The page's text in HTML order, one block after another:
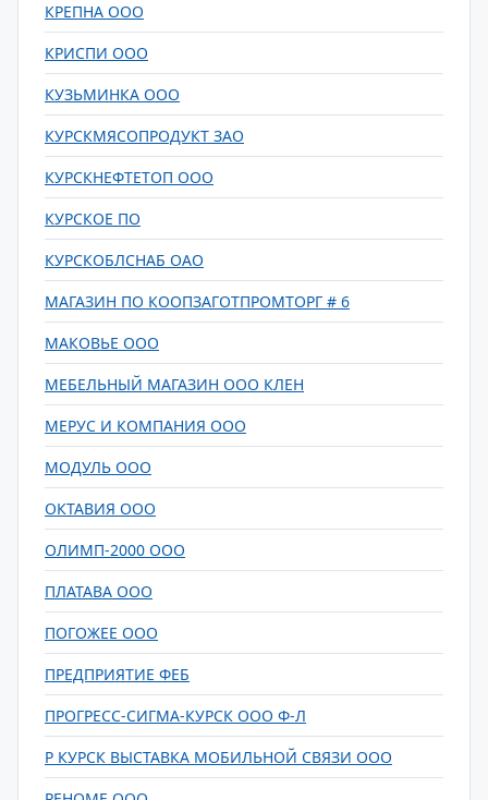
КРЕПНА ООО
КРИСПИ ООО
КУЗЬМИНКА ООО
КУРСКМЯСОПРОДУКТ ЗАО
КУРСКНЕФТЕТОП ООО
КУРСКОЕ ПО
КУРСКОБЛСНАБ ОАО
МАГАЗИН ПО КООПЗАГОТПРОМТОРГ # 6
МАКОВЬЕ ООО
МЕБЕЛЬНЫЙ МАГАЗИН ООО КЛЕН
МЕРУС И КОМПАНИЯ ООО
МОДУЛЬ ООО
ОКТАВИЯ ООО
ОЛИМП-2000 ООО
ПЛАТАВА ООО
ПОГОЖЕЕ ООО
ПРЕДПРИЯТИЕ ФЕБ
ПРОГРЕСС-СИГМА-КУРСК ООО Ф-Л
Р КУРСК ВЫСТАВКА МОБИЛЬНОЙ СВЯЗИ ООО